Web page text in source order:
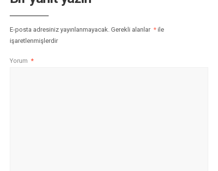
E-posta adresiniz yayınlanmayacak. Gerekli alanlar * ile
işaretlenmişlerdir
Yorum *